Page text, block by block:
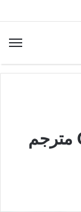
مشاهدة فيلم Concept 2 مترجم